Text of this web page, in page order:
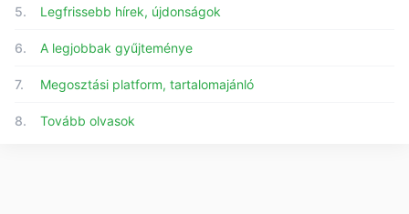
5. Legfrissebb hírek, újdonságok
6. A legjobbak gyűjteménye
7. Megosztási platform, tartalomajánló
8. Tovább olvasok